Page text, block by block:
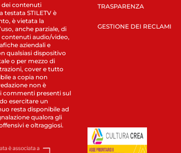
dei contenuti
testata STILETV è
è vietata la
anche parziale, di
audio/video,
aziendali e
qualsiasi dispositivo
o per mezzo di
cover e tutto
a copia non
non è
commenti presenti sul
esercitare un
resta disponibile ad
qualora gli
e oltraggiosi.
TRASPARENZA
GESTIONE DEI RECLAMI